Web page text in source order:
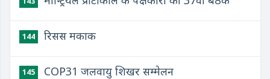
144 रिसस मकाक
145 COP31 जलवायु शिखर सम्मेलन